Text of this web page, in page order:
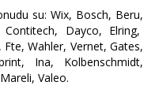
su: Wix, Bosch, Beru,
Dayco, Elring,
Wahler, Vernet, Gates,
Ina, Kolbenschmidt,
Valeo.